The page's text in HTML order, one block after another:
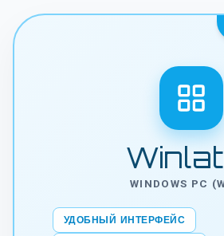
WINDOWS PC
УДОБНЫЙ ИНТЕРФЕЙС